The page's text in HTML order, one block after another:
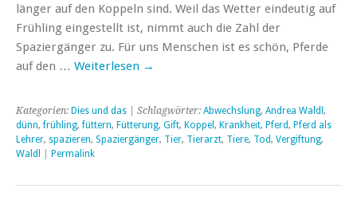
länger auf den Koppeln sind. Weil das Wetter eindeutig auf
Frühling eingestellt ist, nimmt auch die Zahl der
Spaziergänger zu. Für uns Menschen ist es schön, Pferde
auf den … Weiterlesen →
Kategorien: Dies und das | Schlagwörter: Abwechslung, Andrea Waldl ,
dünn,frühling,füttern, Fütterung, Gift, Koppel , Krankheit, Pferd, Pferd als
Lehrer, spazieren, Spaziergänger, Tier, Tierarzt, Tiere, Tod, Vergiftung,
Waldl
Permalink